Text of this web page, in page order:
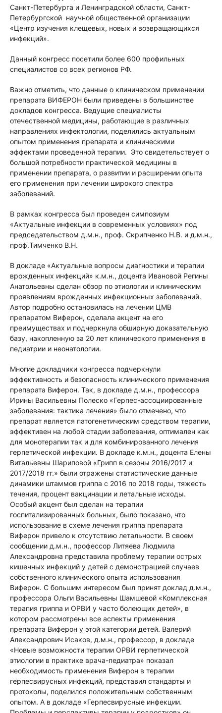
Санкт-Петербурга и Ленинградской области, Санкт-
Петербургской научной общественной организации
«Центр изучения клещевых, новых и возвращающихся
инфекций».
Данный конгресс посетили более 600 профильных
специалистов со всех регионов РФ.
Важно отметить, что данные о клиническом применении
препарата ВИФЕРОН были приведены в большинстве
докладов конгресса. Ведущие специалисты
отечественной медицины, работающие в различных
направлениях инфектологии, поделились актуальным
опытом применения препарата и клиническими
эффектами проведенной терапии. Это свидетельствует о
большой потребности практической медицины в
применении препарата, о развитии и расширении опыта
его применения при лечении широкого спектра
заболеваний.
В рамках конгресса был проведен симпозиум
«Актуальные инфекции в современных условиях» под
председательством д.м.н., проф. Скрипченко Н.В. и д.м.н.,
проф.Тимченко В.Н.
В докладе «Актуальные вопросы диагностики и терапии
врожденных инфекций» к.м.н., доцента Ивановой Регины
Анатольевны сделан обзор по этиологии и клиническим
проявлениям врожденных инфекционных заболеваний.
Автор подробно остановилась на лечении ЦМВ
препаратом Виферон, сделала акцент на его
преимуществах и подчеркнула обширную доказательную
базу, накопленную за 20 лет клинического применения в
педиатрии и неонатологии.
Многие докладчики конгресса подчеркнули
эффективность и безопасность клинического применения
препарата Виферон. Так, в докладе д.м.н., профессора
Ирины Васильевны Полеско «Герпес-ассоциированные
заболевания: тактика лечения» было отмечено, что
препарат является патогенетическим средством терапии,
эффективен на любой стадии заболевания, оптимален как
для монотерапии так и для комбинированного лечения
герпетической инфекции. В докладе к.м.н., доцента Елены
Витальевны Шариповой «Грипп в сезоны 2016/2017 и
2017/2018 гг.» были отражены статистические данные
динамики штаммов гриппа с 2016 по 2018 годы, тяжесть
течения, процент вакцинации и летальные исходы.
Особый акцент был сделан на терапии
госпитализированных больных, было показано, что
использование в схеме лечения гриппа препарата
Виферон привело к отсутствию летальности. В своем
сообщении д.м.н., профессор Литяева Людмила
Александровна представила проблему терапии острых
кишечных инфекций у детей с демонстрацией случаев
собственного клинического опыта использования
Виферон. С большим интересом был принят доклад д.м.н.,
профессора Ольги Васильевны Шамшевой «Комплексная
терапия гриппа и ОРВИ у часто болеющих детей», в
котором рассмотрены все аспекты применения
препарата Виферон у этой категории детей. Валерий
Александрович Исаков, д.м.н., профессор, в докладе
«Новые возможности терапии ОРВИ герпетической
этиологии в практике врача-педиатра» показал
необходимость применения Виферон в терапии
герпесвирусных инфекций, представил стандарты и
протоколы, поделился положительным собственным
опытом. А в докладе «Герпесвирусные инфекции.